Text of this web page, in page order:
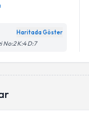
Haritada Göster
No:2 K:4 D:7